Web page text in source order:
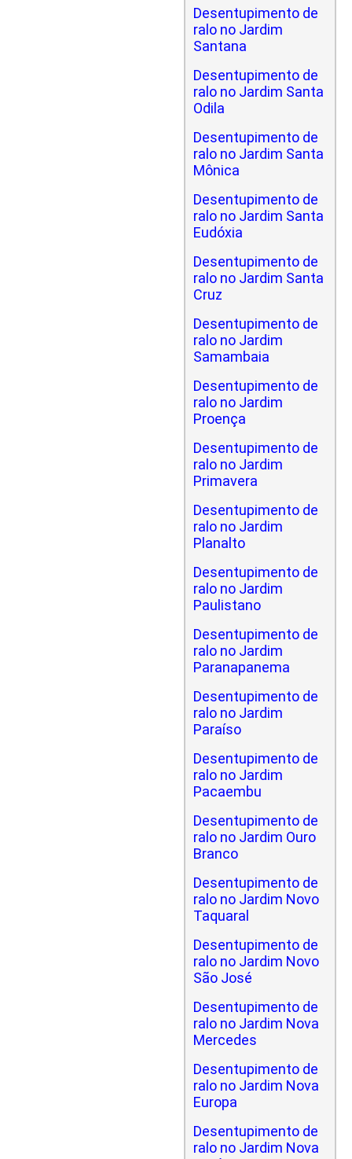
Desentupimento de
ralo no Jardim
Santana
Desentupimento de
ralo no Jardim Santa
Odila
Desentupimento de
ralo no Jardim Santa
Mônica
Desentupimento de
ralo no Jardim Santa
Eudóxia
Desentupimento de
ralo no Jardim Santa
Cruz
Desentupimento de
ralo no Jardim
Samambaia
Desentupimento de
ralo no Jardim
Proença
Desentupimento de
ralo no Jardim
Primavera
Desentupimento de
ralo no Jardim
Planalto
Desentupimento de
ralo no Jardim
Paulistano
Desentupimento de
ralo no Jardim
Paranapanema
Desentupimento de
ralo no Jardim
Paraíso
Desentupimento de
ralo no Jardim
Pacaembu
Desentupimento de
ralo no Jardim Ouro
Branco
Desentupimento de
ralo no Jardim Novo
Taquaral
Desentupimento de
ralo no Jardim Novo
São José
Desentupimento de
ralo no Jardim Nova
Mercedes
Desentupimento de
ralo no Jardim Nova
Europa
Desentupimento de
ralo no Jardim Nova